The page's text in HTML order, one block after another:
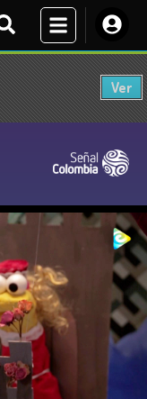
Ver